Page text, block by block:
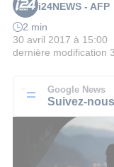
i24NEWS - AFP
2 min
30 avril 2017 à 15:00
dernière modification
Google News
Suivez-nous